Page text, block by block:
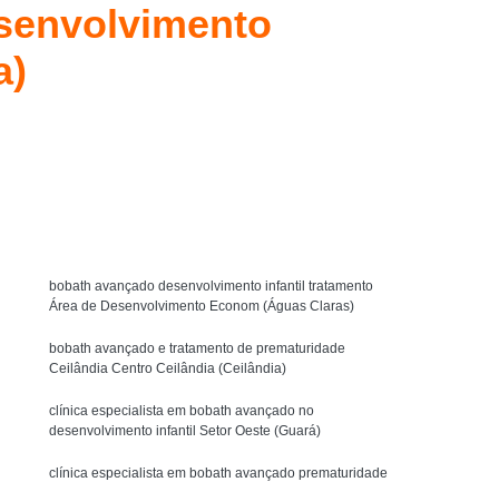
Fisioterapia Bobath Infantil para Autista
Sul
Cognitivo Comportamental Infantil
Psicoterapia Infantil Comportamental
Psicoterapia para Criança Autista
Psicoterapia para Crianças
Psicoterapia para Crianças Águas Claras
bobath avançado desenvolvimento infantil tratamento
Área de Desenvolvimento Econom (Águas Claras)
bobath avançado e tratamento de prematuridade
Ceilândia Centro Ceilândia (Ceilândia)
clínica especialista em bobath avançado no
desenvolvimento infantil Setor Oeste (Guará)
clínica especialista em bobath avançado prematuridade